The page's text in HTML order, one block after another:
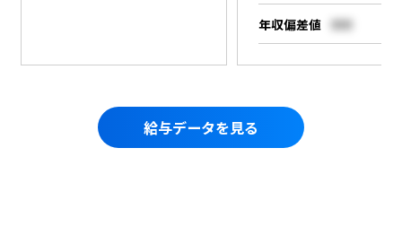
年収偏差値 000
給与データを見る